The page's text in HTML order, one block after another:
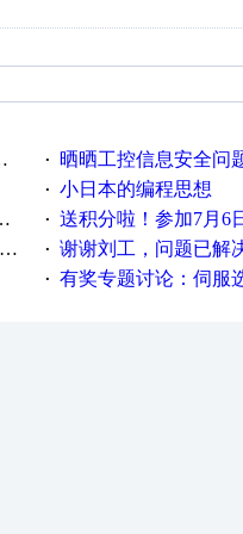
· 晒晒工控信息安全问
· 小日本的编程思想
· 送积分啦！参加7月6日菲尼克斯
· 谢谢刘工，问题已解
· 有奖专题讨论：伺服选择的“小细